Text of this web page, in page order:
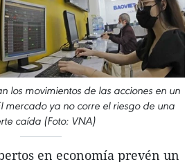
los movimientos de las acciones en un
mercado ya no corre el riesgo de una
caída (Foto: VNA)
en economía prevén un